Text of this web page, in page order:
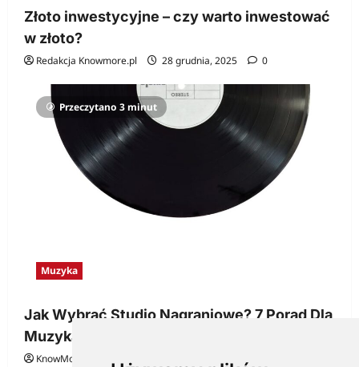
Złoto inwestycyjne – czy warto inwestować
w złoto?
Redakcja Knowmore.pl 28 grudnia, 2025 0
Przeczytano 3 minut
Muzyka
Jak Wybrać Studio Nagraniowe? 7 Porad Dla
Muzyka
KnowMore.pl